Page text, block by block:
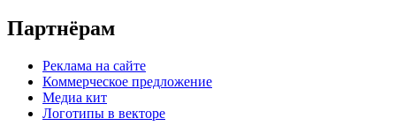
Партнёрам
Реклама на сайте
Коммерческое предложение
Медиа кит
Логотипы в векторе